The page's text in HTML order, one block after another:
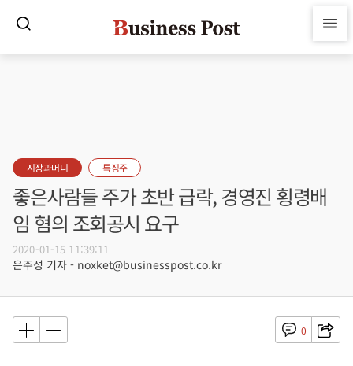
시장과머니 특징주
좋은사람들 주가 초반 급락, 경영진 횡령배
임 혐의 조회공시 요구
2020-01-15 11:39:11
은주성 기자 - noxket@businesspost.co.kr
0